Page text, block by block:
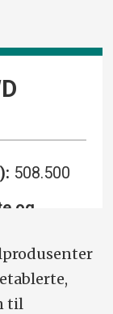
508.500
og
til